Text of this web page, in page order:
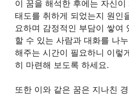
이 꿈을 해석한 후에는 자신
태도를 취하게 되었는지 원인
요하며 감정적인 부담이 쌓여
할 수 있는 사람과 대화를 나
해주는 시간이 필요하니 이렇
히 마련해 보도록 하세요.
또한 이와 같은 꿈은 지나친